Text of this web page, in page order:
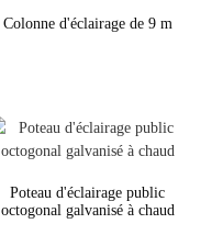
Colonne d'éclairage de 9 m
Poteau d'éclairage public
octogonal galvanisé à chaud